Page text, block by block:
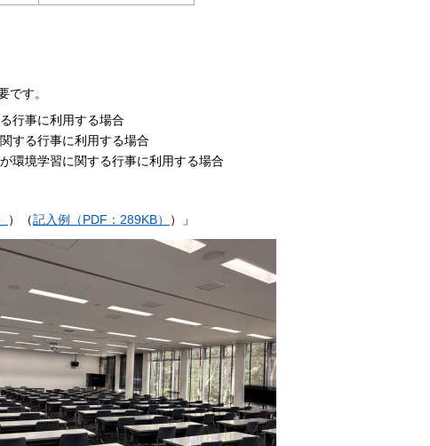
です。
行事に利用する場合
する行事に利用する場合
環境学習に関する行事に利用する場合
）（記入例（PDF：289KB） ）」